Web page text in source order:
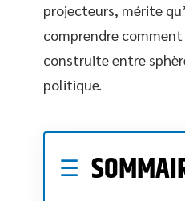
projecteurs, mérite
comprendre
construite entre
politique.